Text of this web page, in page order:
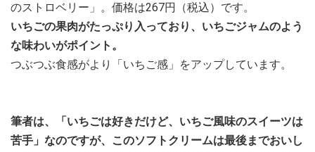
のストロベリー」。価格は267円（税込）です。
いちごの果肉がたっぷり入っており、いちごジャムのよう
な味わいがポイント。
つぶつぶ食感がより「いちご感」をアップしています。
筆者は、「いちごは好きだけど、いちご風味のスイーツは
苦手」なのですが、このソフトクリームは最後までおいし